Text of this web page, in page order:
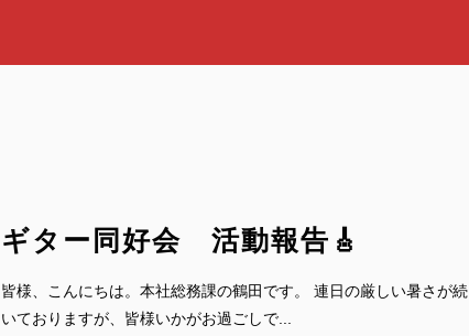
ギター同好会 活動報告🎸
皆様、こんにちは。本社総務課の鶴田です。 連日の厳しい暑さが続
いておりますが、皆様いかがお過ごしで...